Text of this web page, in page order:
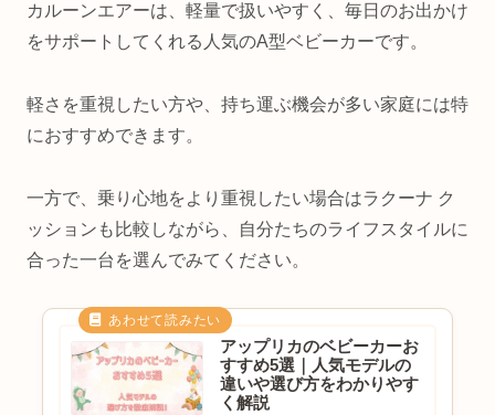
カルーンエアーは、軽量で扱いやすく、毎日のお出かけ
をサポートしてくれる人気のA型ベビーカーです。
軽さを重視したい方や、持ち運ぶ機会が多い家庭には特
におすすめできます。
一方で、乗り心地をより重視したい場合はラクーナ ク
ッションも比較しながら、自分たちのライフスタイルに
合った一台を選んでみてください。
アップリカのベビーカーお
すすめ5選｜人気モデルの
違いや選び方をわかりやす
く解説